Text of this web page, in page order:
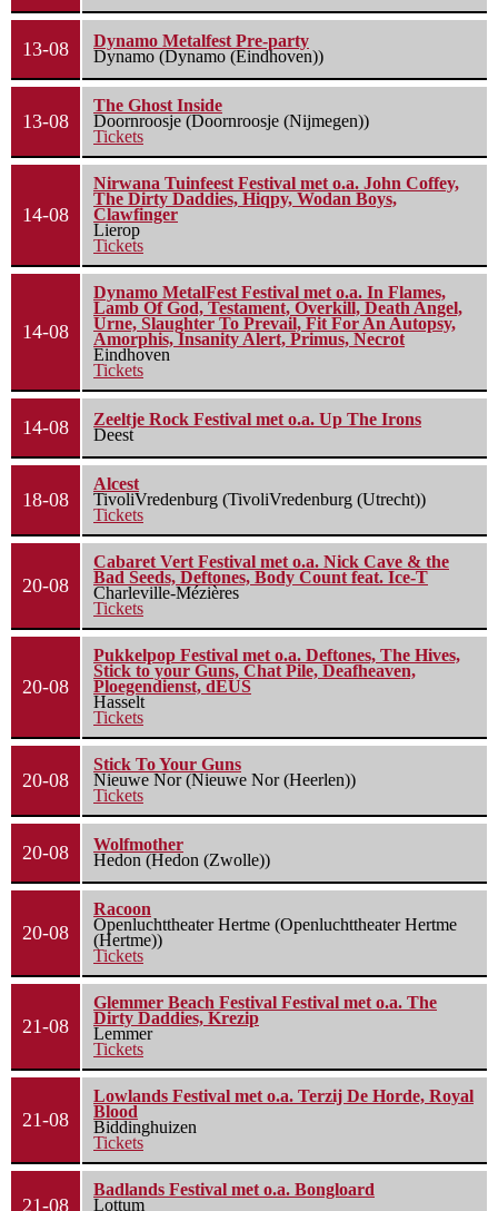
13-08
Dynamo Metalfest Pre-party
Dynamo (Dynamo (Eindhoven))
13-08
The Ghost Inside
Doornroosje (Doornroosje (Nijmegen))
Tickets
14-08
Nirwana Tuinfeest Festival met o.a. John Coffey,
The Dirty Daddies, Hiqpy, Wodan Boys,
Clawfinger
Lierop
Tickets
14-08
Dynamo MetalFest Festival met o.a. In Flames,
Lamb Of God, Testament, Overkill, Death Angel,
Urne, Slaughter To Prevail, Fit For An Autopsy,
Amorphis, Insanity Alert, Primus, Necrot
Eindhoven
Tickets
14-08
Zeeltje Rock Festival met o.a. Up The Irons
Deest
18-08
Alcest
TivoliVredenburg (TivoliVredenburg (Utrecht))
Tickets
20-08
Cabaret Vert Festival met o.a. Nick Cave & the
Bad Seeds, Deftones, Body Count feat. Ice-T
Charleville-Mézières
Tickets
20-08
Pukkelpop Festival met o.a. Deftones, The Hives,
Stick to your Guns, Chat Pile, Deafheaven,
Ploegendienst, dEUS
Hasselt
Tickets
20-08
Stick To Your Guns
Nieuwe Nor (Nieuwe Nor (Heerlen))
Tickets
20-08
Wolfmother
Hedon (Hedon (Zwolle))
20-08
Racoon
Openluchttheater Hertme (Openluchttheater Hertme
(Hertme))
Tickets
21-08
Glemmer Beach Festival Festival met o.a. The
Dirty Daddies, Krezip
Lemmer
Tickets
21-08
Lowlands Festival met o.a. Terzij De Horde, Royal
Blood
Biddinghuizen
Tickets
21-08
Badlands Festival met o.a. Bongloard
Lottum